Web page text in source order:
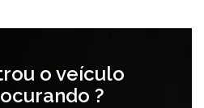
o veículo
?